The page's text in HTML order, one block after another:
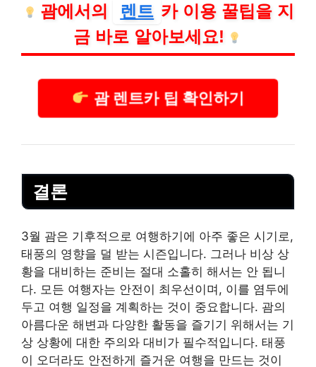
괌에서의 렌트 카 이용 꿀팁을 지
금 바로 알아보세요!
괌 렌트카 팁 확인하기
결론
3월 괌은 기후적으로 여행하기에 아주 좋은 시기로,
태풍의 영향을 덜 받는 시즌입니다. 그러나 비상 상
황을 대비하는 준비는 절대 소홀히 해서는 안 됩니
다. 모든 여행자는 안전이 최우선이며, 이를 염두에
두고 여행 일정을 계획하는 것이 중요합니다. 괌의
아름다운 해변과 다양한 활동을 즐기기 위해서는 기
상 상황에 대한 주의와 대비가 필수적입니다. 태풍
이 오더라도 안전하게 즐거운 여행을 만드는 것이